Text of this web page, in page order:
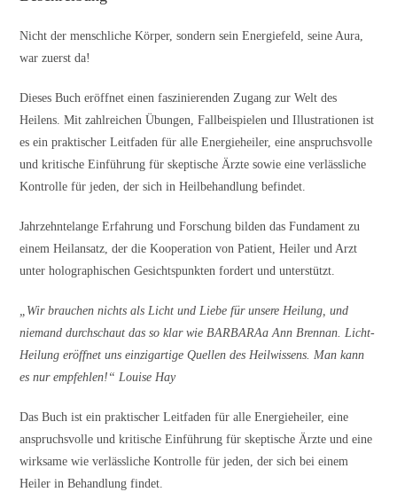
Nicht der menschliche Körper, sondern sein Energiefeld, seine Aura,
war zuerst da!
Dieses Buch eröffnet einen faszinierenden Zugang zur Welt des
Heilens. Mit zahlreichen Übungen, Fallbeispielen und Illustrationen ist
es ein praktischer Leitfaden für alle Energieheiler, eine anspruchsvolle
und kritische Einführung für skeptische Ärzte sowie eine verlässliche
Kontrolle für jeden, der sich in Heilbehandlung befindet.
Jahrzehntelange Erfahrung und Forschung bilden das Fundament zu
einem Heilansatz, der die Kooperation von Patient, Heiler und Arzt
unter holographischen Gesichtspunkten fordert und unterstützt.
„Wir brauchen nichts als Licht und Liebe für unsere Heilung, und
niemand durchschaut das so klar wie BARBARAa Ann Brennan. Licht-
Heilung eröffnet uns einzigartige Quellen des Heilwissens. Man kann
es nur empfehlen!“ Louise Hay
Das Buch ist ein praktischer Leitfaden für alle Energieheiler, eine
anspruchsvolle und kritische Einführung für skeptische Ärzte und eine
wirksame wie verlässliche Kontrolle für jeden, der sich bei einem
Heiler in Behandlung findet.